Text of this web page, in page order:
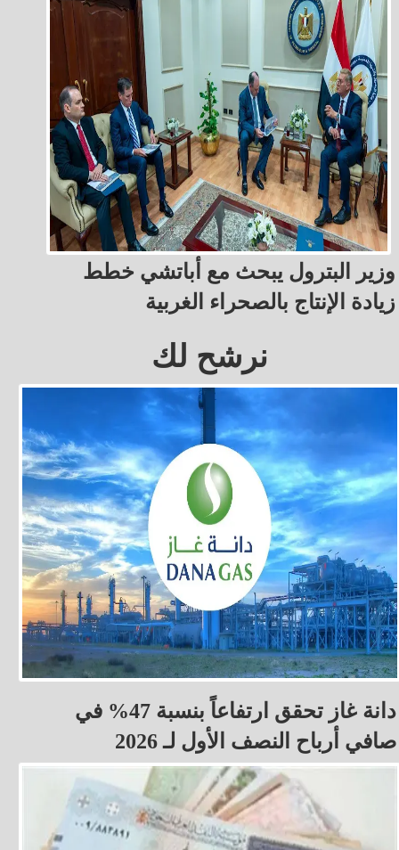
وزير البترول يبحث مع أباتشي خطط
زيادة الإنتاج بالصحراء الغربية
نرشح لك
دانة غاز تحقق ارتفاعاً بنسبة 47% في
صافي أرباح النصف الأول لـ 2026